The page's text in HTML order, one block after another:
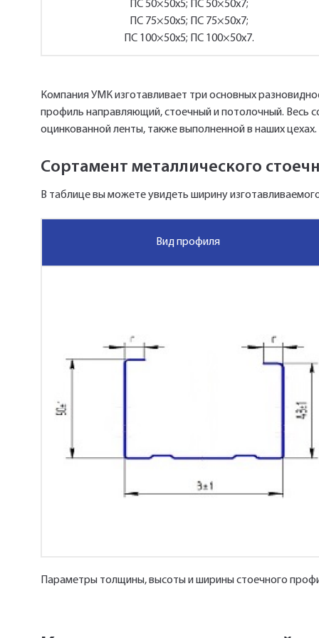
ПС 50×50х5; ПС 50×50х7;
ПС 75×50х5; ПС 75×50х7;
ПС 100×50х5; ПС 100×50х7.
Компания УМК изготавливает три основных
профиль направляющий, стоечный и потолочный. Весь
оцинкованной ленты, также выполненной в наших цехах.
Сортамент металлического
В таблице вы можете увидеть ширину
Вид профиля
Параметры толщины, высоты и ширины стоечного